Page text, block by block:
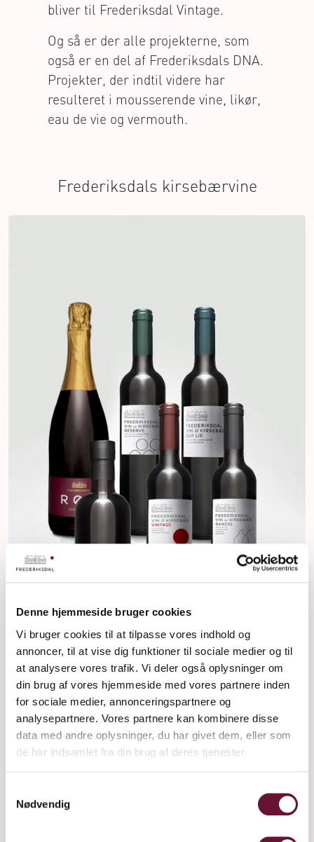
Denne hjemmeside bruger cookies
Vi bruger cookies til at tilpasse vores indhold og
annoncer, til at vise dig funktioner til sociale medier og til
at analysere vores trafik. Vi deler også oplysninger om
din brug af vores hjemmeside med vores partnere inden
for sociale medier, annonceringspartnere og
analysepartnere. Vores partnere kan kombinere disse
data med andre oplysninger, du har givet dem, eller som
de har indsamlet fra din brug af deres tjenester.
Nødvendig
bliver til Frederiksdal Vintage.
Og så er der alle projekterne, som
også er en del af Frederiksdals DNA.
Projekter, der indtil videre har
resulteret i mousserende vine, likør,
eau de vie og vermouth.
Frederiksdals kirsebærvine
SMAGEKASSE